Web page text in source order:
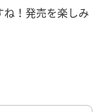
！発売を楽しみ